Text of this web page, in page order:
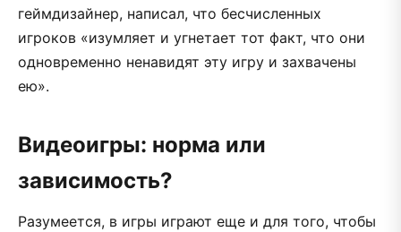
геймдизайнер, написал, что бесчисленных
игроков «изумляет и угнетает тот факт, что они
одновременно ненавидят эту игру и захвачены
ею».
Видеоигры: норма или
зависимость?
Разумеется, в игры играют еще и для того, чтобы